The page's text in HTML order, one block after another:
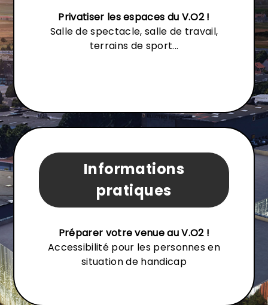
Privatiser les espaces du V.O2 !
Salle de spectacle, salle de travail,
terrains de sport...
Informations
pratiques
Préparer votre venue au V.O2 !
Accessibilité pour les personnes en
situation de handicap